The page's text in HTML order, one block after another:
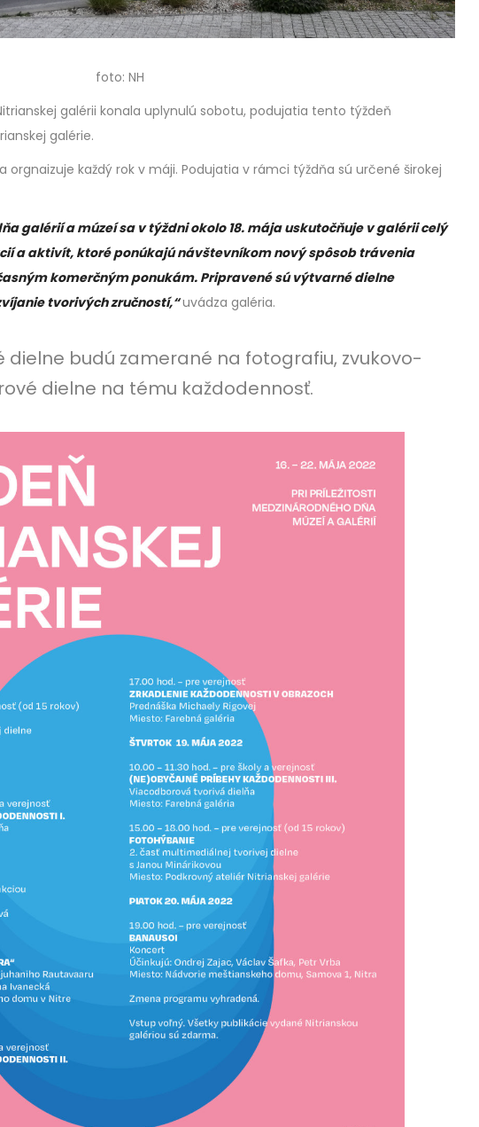
foto: NH
galérii konala uplynulú sobotu, podujatia tento týždeň
galérie.
orgnaizuje každý rok v máji. Podujatia v rámci týždňa sú určené širokej
galérií a múzeí sa v týždni okolo 18. mája uskutočňuje v galérii celý
a aktivít, ktoré ponúkajú návštevníkom nový spôsob trávenia
komerčným ponukám. Pripravené sú výtvarné dielne
tvorivých zručností,“uvádza galéria.
dielne budú zamerané na fotografiu, zvukovo-
dielne na tému každodennosť.